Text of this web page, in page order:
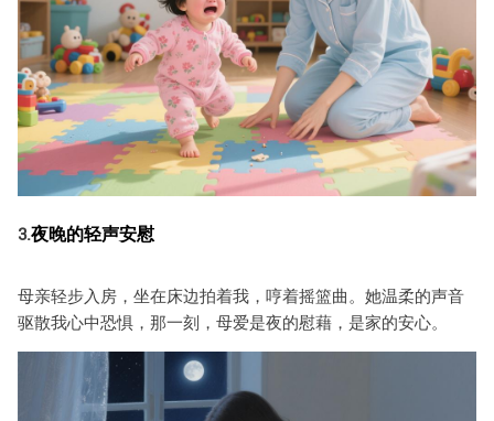
3.夜晚的轻声安慰
母亲轻步入房，坐在床边拍着我，哼着摇篮曲。她温柔的声音
驱散我心中恐惧，那一刻，母爱是夜的慰藉，是家的安心。